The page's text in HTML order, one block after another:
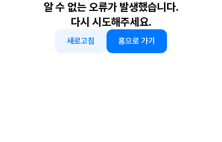
알 수 없는 오류가 발생했습니다.
다시 시도해주세요.
새로고침 홈으로 가기